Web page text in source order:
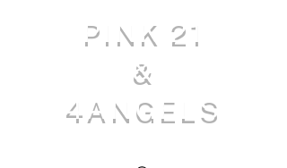
PINK 21
&
4ANGELS